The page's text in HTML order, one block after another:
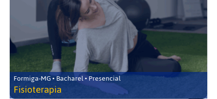
Formiga-MG • Bacharel • Presencial
Fisioterapia